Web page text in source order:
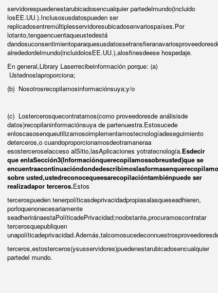
servidorespuedenestarubicadosencualquier partedelmundo(incluido
losEE.UU.).Inclusosusdatospueden ser
replicadosentremúltiplesservidoresubicadosenvariospaíses.Por
lotanto,tengaencuentaqueustedestá
alrededordelmundo(incluidolosEE.UU.),alosfinesdeese hospedaje.
En general,Library Laserrecibeinformación porque: (a)
Ustednoslaproporciona;
(b) Nosotrosrecopilamosinformaciónsuya;y/o
(c) Lostercerosquecontratamos(como proveedoresde análisisde
datos)recopilaninformaciónsuya de partenuestra.Estosucede
enloscasosenqueutilizamosoimplementamostecnologíadeseguimiento
deterceros,o cuandoproporcionamosdeotramaneraa
esosterceroselacceso alSitio,lasAplicaciones yotratecnología.Esdecir
que enlaSección3(Informaciónquerecopilamossobreusted)que se
sobre usted,ustedreconocequeesarecopilacióntambiénpuede ser
realizadapor terceros.Estos
tercerospueden tenerpolíticasdeprivacidadpropiasalasqueseadhieren,
porloquenonecesariamente
seadheriránaestaPolíticadePrivacidad;noobstante,procuramoscontratar
tercerosquepubliquen
terceros,estosterceros(ysusservidores)puedenestarubicadosencualquier
partedel mundo.